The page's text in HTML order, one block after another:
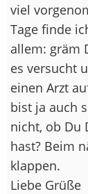
viel
Tage finde
allem: gräm
es versucht
einen Arzt
bist ja auch
nicht, ob Du
hast? Beim
klappen.
Liebe Grüße